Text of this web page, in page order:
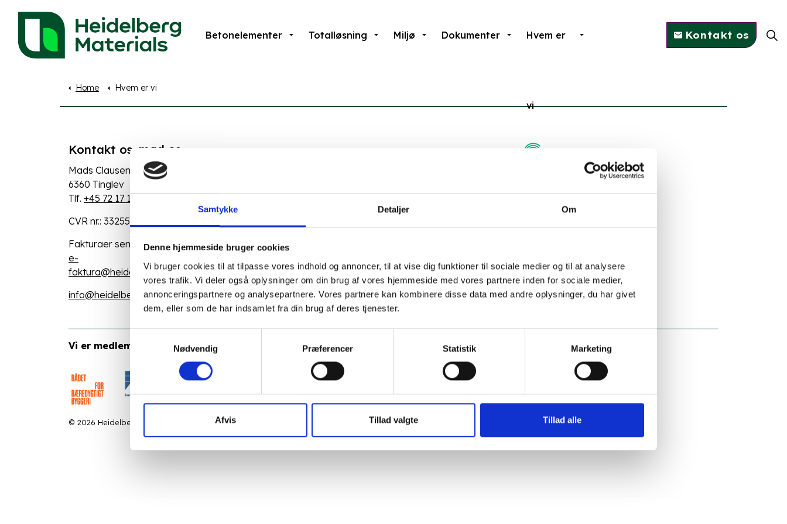
Samtykke Detaljer Om
Denne hjemmeside bruger cookies
Vi bruger cookies til at tilpasse vores indhold og annoncer, til at vise dig funktioner til sociale medier og til at analysere
vores trafik. Vi deler også oplysninger om din brug af vores hjemmeside med vores partnere inden for sociale medier,
annonceringspartnere og analysepartnere. Vores partnere kan kombinere disse data med andre oplysninger, du har givet
dem, eller som de har indsamlet fra din brug af deres tjenester.
Nødvendig
Præferencer Statistik Marketing
Afvis Tillad valgte Tillad alle
Betonelementer Totalløsning Miljø Dokumenter Hvem er
vi
Kontakt os
Home Hvem er vi
Kontakt os, mød os
Mads Clausens Vej 58
6360 Tinglev
Tlf. +45 72 17 10 00
CVR nr.: 33255047
Fakturaer sendes til:
e-
faktura@heidelbergmaterials.dk
info@heidelbergmaterials.dk
Tlf.+45 72 17 10 00
Tlf.+45 72 17 10 00
Vi er medlem af:
© 2026 Heidelberg Materials Precast Denmark A/S